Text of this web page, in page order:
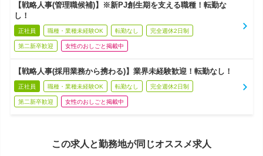
【戦略人事(管理職候補)】※新PJ創生期を支える職種！転勤な
し！
正社員 職種・業種未経験OK 転勤なし 完全週休2日制
第二新卒歓迎 女性のおしごと掲載中
【戦略人事(採用業務から携わる)】業界未経験歓迎！転勤なし！
正社員 職種・業種未経験OK 転勤なし 完全週休2日制
第二新卒歓迎 女性のおしごと掲載中
この求人と勤務地が同じオススメ求人